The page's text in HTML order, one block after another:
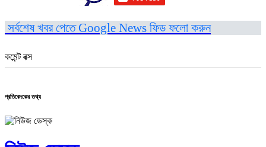
সর্বশেষ খবর পেতে Google News ফিড ফলো করুন
কমেন্ট বক্স
প্রতিবেদকের তথ্য